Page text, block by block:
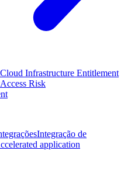
Cloud Infrastructure Entitlement
Access Risk
Integração de
application